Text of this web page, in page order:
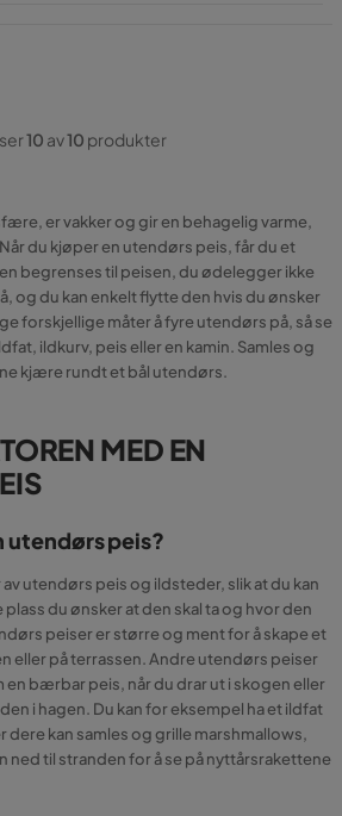
10 av10 produkter
er vakker og gir en behagelig varme,
du kjøper en utendørs peis, får du et
begrenses til peisen, du ødelegger ikke
og du kan enkelt flytte den hvis du ønsker
forskjellige måter å fyre utendørs på, så se
ildkurv, peis eller en kamin. Samles og
kjære rundt et bål utendørs.
MED EN
utendørs peis?
utendørs peis og ildsteder, slik at du kan
du ønsker at den skal ta og hvor den
peiser er større og ment for å skape et
eller på terrassen. Andre utendørs peiser
en bærbar peis, når du drar ut i skogen eller
i hagen. Du kan for eksempel ha et ildfat
dere kan samles og grille marshmallows,
ned til stranden for å se på nyttårsrakettene